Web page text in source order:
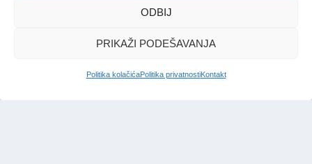
ODBIJ
PRIKAŽI PODEŠAVANJA
Politika kolačićaPolitika privatnostiKontakt